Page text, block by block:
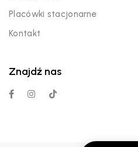
Placówki stacjonarne
Kontakt
Znajdź nas